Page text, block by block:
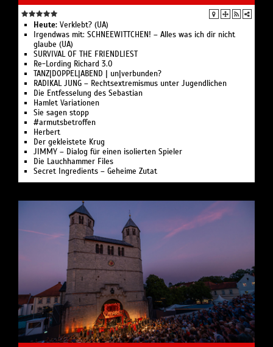
Heute: Verklebt? (UA)
Irgendwas mit: SCHNEEWITTCHEN! – Alles was ich dir nicht
glaube (UA)
SURVIVAL OF THE FRIENDLIEST
Re-Lording Richard 3.0
TANZ|DOPPEL|ABEND | un|verbunden?
RADIKAL JUNG – Rechtsextremismus unter Jugendlichen
Die Entfesselung des Sebastian
Hamlet Variationen
Sie sagen stopp
#armutsbetroffen
Herbert
Der gekleistete Krug
JIMMY – Dialog für einen isolierten Spieler
Die Lauchhammer Files
Secret Ingredients – Geheime Zutat